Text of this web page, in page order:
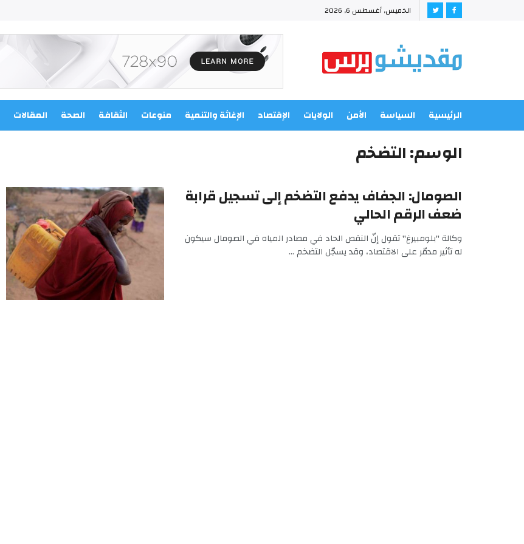
الخميس, أغسطس 6, 2026
الرئيسية السياسة الأمن الولايات الإقتصاد الإغاثة والتنمية منوعات الثقافة الصحة المقالات
الوسم:التضخم
الصومال: الجفاف يدفع التضخم إلى تسجيل قرابة
ضعف الرقم الحالي
وكالة "بلومبيرغ" تقول إنّ النقص الحاد في مصادر المياه في الصومال سيكون
له تأثير مدمّر على الاقتصاد، وقد يسجّل التضخم ...